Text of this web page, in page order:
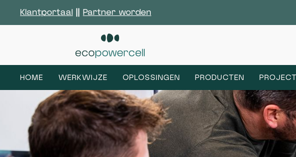
Klantportaal || Partner worden
HOME WERKWIJZE OPLOSSINGEN PRODUCTEN